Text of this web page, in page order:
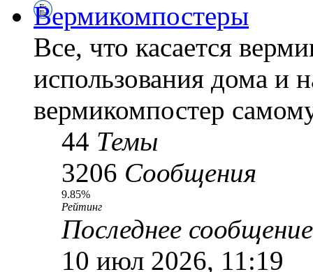
Вермикомпостеры
Все, что касается
использования дома и
вермикомпостер
44 Темы
3206 Сообщения
9.85%
Рейтинг
Последнее сообщение
10 июл 2026, 11:19